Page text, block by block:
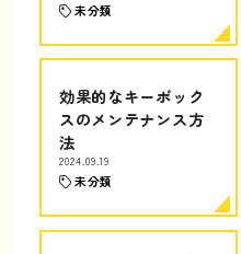
未分類
効果的なキーボック
スのメンテナンス方
法
2024.09.19
未分類